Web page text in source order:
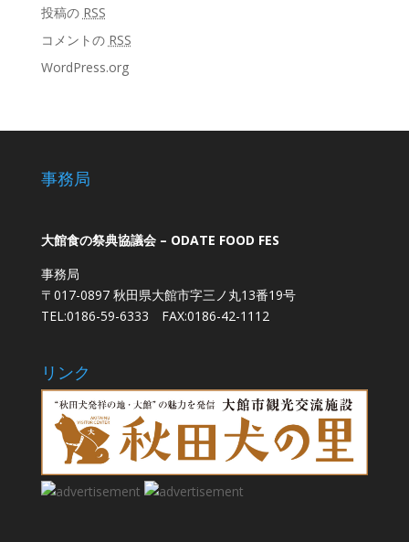
投稿の RSS
コメントの RSS
WordPress.org
事務局
大館食の祭典協議会 – ODATE FOOD FES
事務局
〒017-0897 秋田県大館市字三ノ丸13番19号
TEL:0186-59-6333 FAX:0186-42-1112
リンク